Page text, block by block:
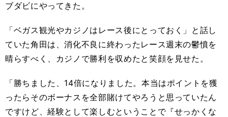
ブダビにやってきた。
「ベガス観光やカジノはレース後にとっておく」と話し
ていた角田は、消化不良に終わったレース週末の鬱憤を
晴らすべく、カジノで勝利を収めたと笑顔を見せた。
「勝ちました、14倍になりました。本当はポイントを獲
ったらそのボーナスを全部賭けてやろうと思っていたん
ですけど、経験として楽しむということで『せっかくな